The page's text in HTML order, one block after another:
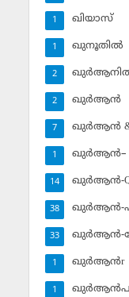
ഖിയാസ്
1
ഖുനൂതില്‍
1
2
ഖുര്‍ആന്‍
2
ഖുര്‍ആന്‍
7
ഖുര്‍ആന്‍–
1
ഖുര്‍ആന്‍-
14
ഖുര്‍ആന്‍-
38
ഖുര്‍ആന്‍-
33
ഖുര്‍ആന്‍r
1
1